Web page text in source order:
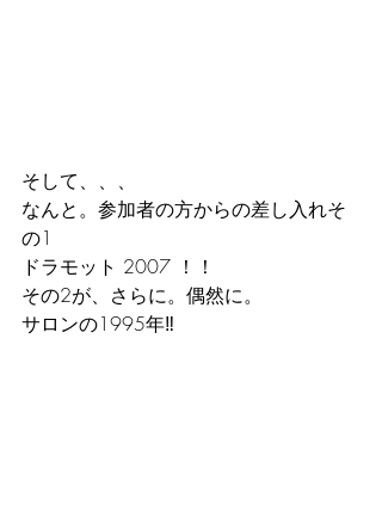
そして、、、
なんと。参加者の方からの差し入れそ
の1
ドラモット 2007 ！！
その2が、さらに。偶然に。
サロンの1995年‼️